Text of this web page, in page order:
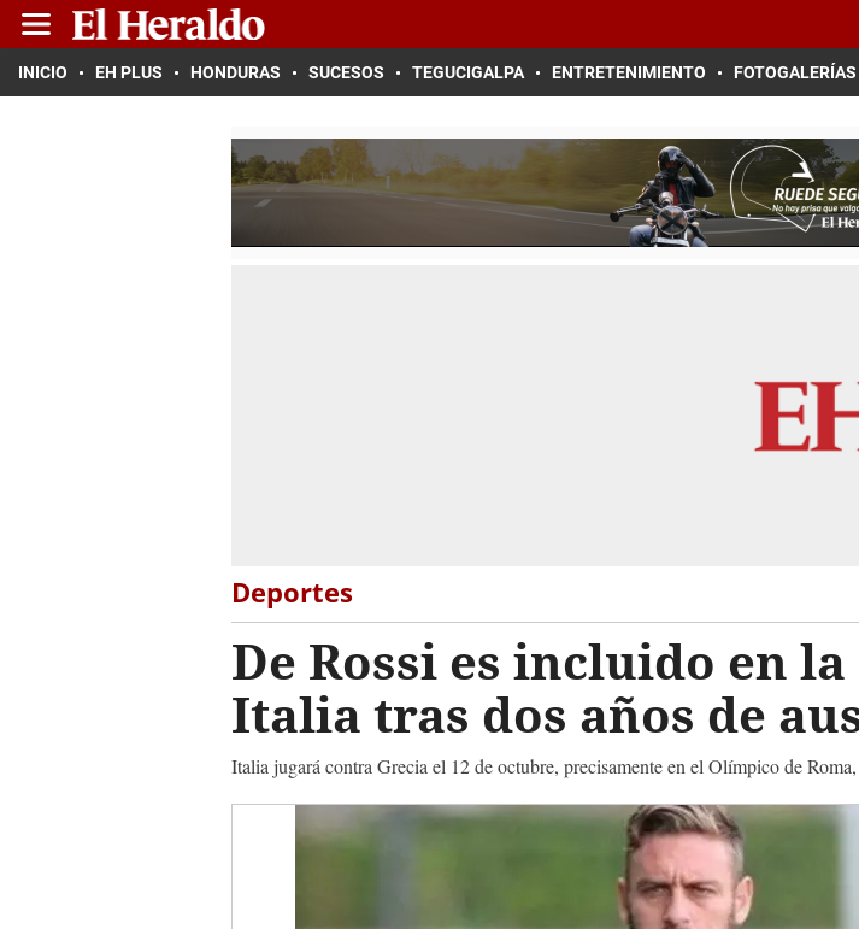
INICIO EH PLUS HONDURAS SUCESOS TEGUCIGALPA ENTRETENIMIENTO FOTOGALERÍAS
Deportes
De Rossi es incluido en
Italia tras dos años de
Italia jugará contra Grecia el 12 de octubre, precisamente en el Olímpico de